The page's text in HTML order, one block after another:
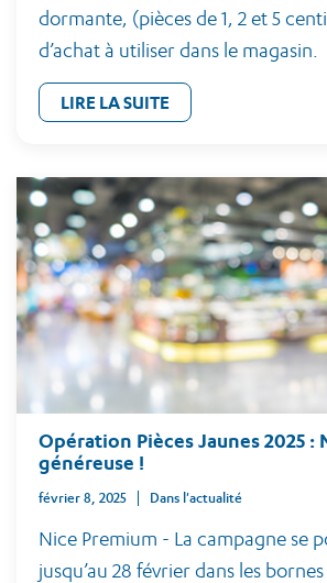
dormante, (pièces de 1, 2 et 5
d’achat à utiliser dans le magasin.
LIRE LA SUITE
Opération Pièces Jaunes 2025 :
généreuse !
février 8, 2025 Dans l'actualité
Nice Premium - La campagne se
jusqu’au 28 février dans les